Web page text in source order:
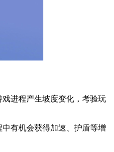
进程产生坡度变化，考验玩
有机会获得加速、护盾等增